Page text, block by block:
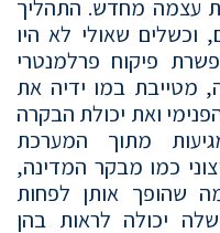
עצמה מחדש. התהליך
וכשלים שאולי לא היו
פיקוח פרלמנטרי
מטייבת במו ידיה את
ואת יכולת הבקרה
מתוך המערכת
כמו מבקר המדינה,
שהופך אותן לפחות
יכולה לראות בהן